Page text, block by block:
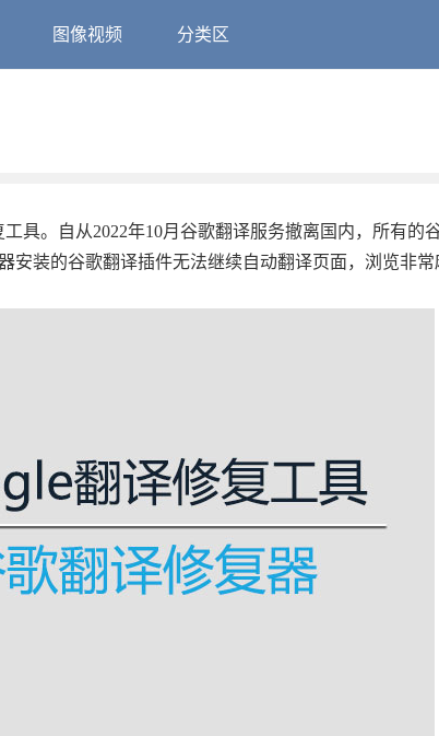
图像视频 分类区
具。自从2022年10月谷歌翻译服务撤离国内，所有的
安装的谷歌翻译插件无法继续自动翻译页面，浏览非常